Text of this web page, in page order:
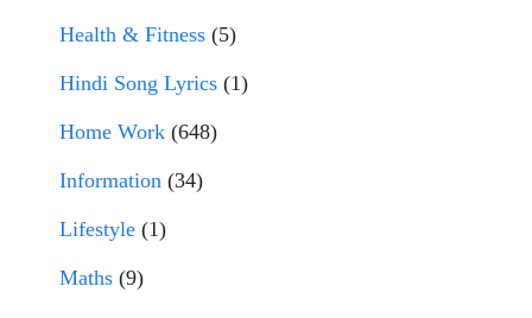
Health & Fitness (5)
Hindi Song Lyrics (1)
Home Work (648)
Information (34)
Lifestyle (1)
Maths (9)